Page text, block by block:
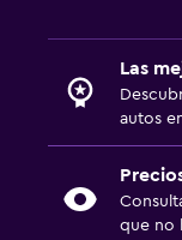
Las
autos
que no